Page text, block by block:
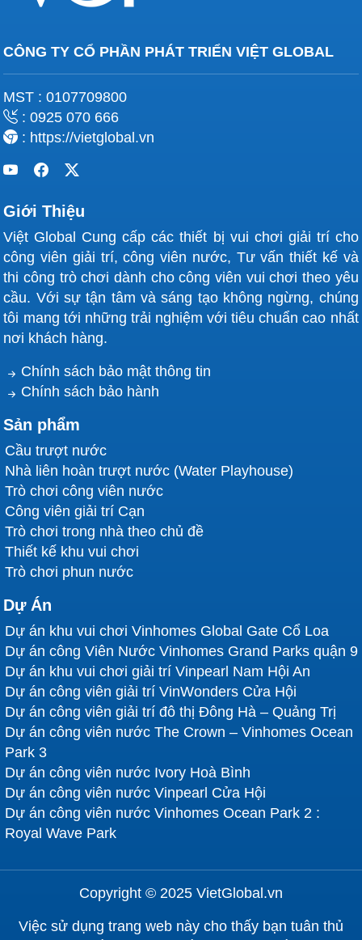
CÔNG TY CỔ PHẦN PHÁT TRIỂN VIỆT GLOBAL
MST : 0107709800
: 0925 070 666
: https://vietglobal.vn
Giới Thiệu
Việt Global Cung cấp các thiết bị vui chơi giải trí cho
công viên giải trí, công viên nước, Tư vấn thiết kế và
thi công trò chơi dành cho công viên vui chơi theo yêu
cầu. Với sự tận tâm và sáng tạo không ngừng, chúng
tôi mang tới những trải nghiệm với tiêu chuẩn cao nhất
nơi khách hàng.
Chính sách bảo mật thông tin
Chính sách bảo hành
Sản phẩm
Cầu trượt nước
Nhà liên hoàn trượt nước (Water Playhouse)
Trò chơi công viên nước
Công viên giải trí Cạn
Trò chơi trong nhà theo chủ đề
Thiết kế khu vui chơi
Trò chơi phun nước
Dự Án
Dự án khu vui chơi Vinhomes Global Gate Cổ Loa
Dự án công Viên Nước Vinhomes Grand Parks quận 9
Dự án khu vui chơi giải trí Vinpearl Nam Hội An
Dự án công viên giải trí VinWonders Cửa Hội
Dự án công viên giải trí đô thị Đông Hà – Quảng Trị
Dự án công viên nước The Crown – Vinhomes Ocean
Park 3
Dự án công viên nước Ivory Hoà Bình
Dự án công viên nước Vinpearl Cửa Hội
Dự án công viên nước Vinhomes Ocean Park 2 :
Royal Wave Park
Copyright © 2025 VietGlobal.vn
Việc sử dụng trang web này cho thấy bạn tuân thủ